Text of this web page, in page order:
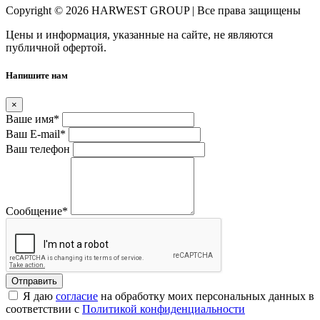
Copyright © 2026 HARWEST GROUP | Все права защищены
Цены и информация, указанные на сайте, не являются
публичной офертой.
Напишите нам
×
Ваше имя*
Ваш E-mail*
Ваш телефон
Сообщение*
Я даю согласие на обработку моих персональных данных в
соответствии с Политикой конфиденциальности